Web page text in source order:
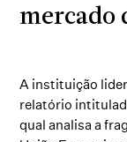
mercado
A instituição
relatório
qual analisa a